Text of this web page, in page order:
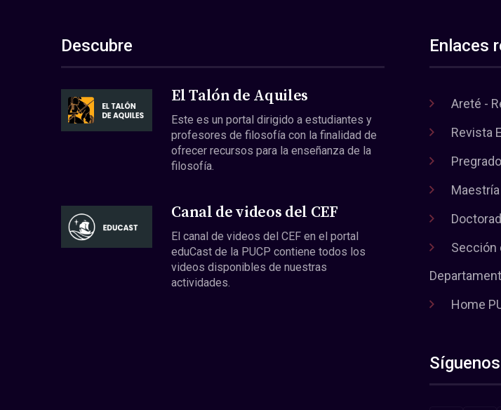
Descubre
El Talón de Aquiles
Este es un portal dirigido a estudiantes y
profesores de filosofía con la finalidad de
ofrecer recursos para la enseñanza de la
filosofía.
Canal de videos del CEF
El canal de videos del CEF en el portal
eduCast de la PUCP contiene todos los
videos disponibles de nuestras
actividades.
Enlaces
Areté -
Revista
Sección
Home
Síguenos